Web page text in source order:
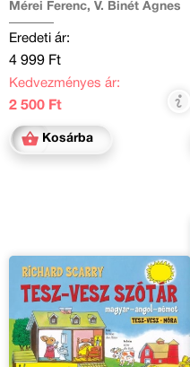
Mérei Ferenc, V. Binét Ágnes
Eredeti ár:
4 999 Ft
Kedvezményes ár:
2 500 Ft
Kosárba